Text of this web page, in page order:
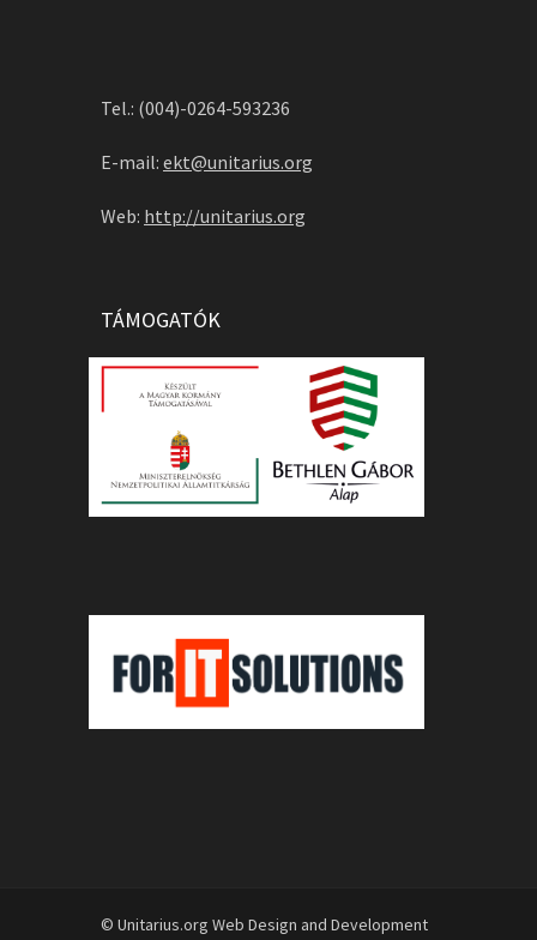
Tel.: (004)-0264-593236
E-mail: ekt@unitarius.org
Web: http://unitarius.org
TÁMOGATÓK
© Unitarius.org Web Design and Development